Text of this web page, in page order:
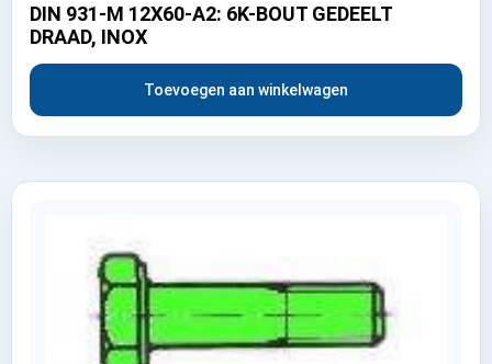
DIN 931-M 12X60-A2: 6K-BOUT GEDEELT
DRAAD, INOX
Toevoegen aan winkelwagen